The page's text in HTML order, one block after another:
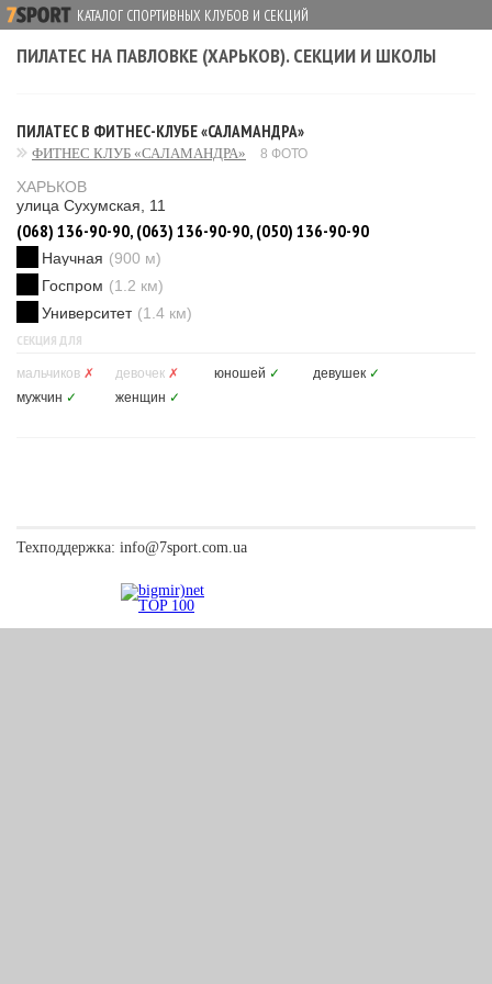
КАТАЛОГ СПОРТИВНЫХ КЛУБОВ И СЕКЦИЙ
ПИЛАТЕС НА ПАВЛОВКЕ (ХАРЬКОВ). СЕКЦИИ И ШКОЛЫ
ПИЛАТЕС В ФИТНЕС-КЛУБЕ «САЛАМАНДРА»
ФИТНЕС КЛУБ «САЛАМАНДРА» 8 ФОТО
ХАРЬКОВ
улица Сухумская, 11
(068) 136-90-90, (063) 136-90-90, (050) 136-90-90
Научная (900 м)
Госпром (1.2 км)
Университет (1.4 км)
СЕКЦИЯ ДЛЯ
мальчиков ✗ девочек ✗ юношей ✓ девушек ✓
мужчин ✓ женщин ✓
Техподдержка: info@7sport.com.ua